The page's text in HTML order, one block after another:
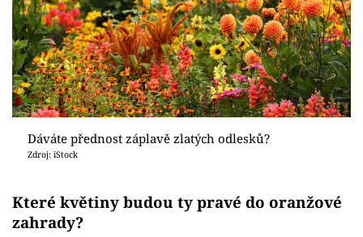
Dáváte přednost záplavě zlatých odlesků?
Zdroj: iStock
Které květiny budou ty pravé do oranžové
zahrady?